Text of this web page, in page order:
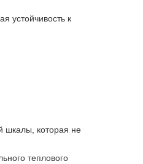
устойчивость к
шкалы, которая не
теплового